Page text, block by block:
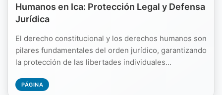
Humanos en Ica: Protección Legal y Defensa
Jurídica
El derecho constitucional y los derechos humanos son
pilares fundamentales del orden jurídico, garantizando
la protección de las libertades individuales...
PÁGINA